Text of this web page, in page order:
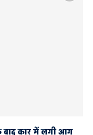
बाद कार में लगी आग